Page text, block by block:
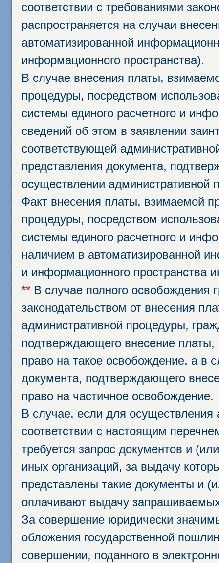
соответствии с требованиями
распространяется на случаи
автоматизированной
информационного пространства).
В случае внесения платы,
процедуры, посредством
системы единого расчетного и
сведений об этом в заявлении
соответствующей
представления документа,
осуществлении административной
Факт внесения платы, взимаемой
процедуры, посредством
системы единого расчетного и
наличием в автоматизированной
и информационного пространства
** В случае полного освобождения
законодательством от внесения
административной процедуры,
подтверждающего внесение
право на такое освобождение, а в
документа, подтверждающего
право на частичное освобождение.
В случае, если для осуществления
соответствии с настоящим
требуется запрос документов и
иных организаций, за выдачу
представлены такие документы и
оплачивают выдачу
За совершение юридически
обложения государственной
совершении, поданного в